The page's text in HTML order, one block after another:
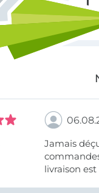
Jamais
livraison